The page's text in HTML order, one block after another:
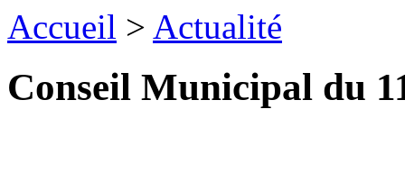
Accueil > Actualité
Conseil Municipal du